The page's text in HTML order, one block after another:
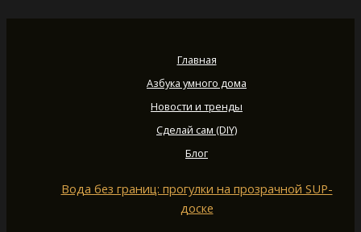
Главная
Азбука умного дома
Новости и тренды
Сделай сам (DIY)
Блог
Вода без границ: прогулки на прозрачной SUP-
доске